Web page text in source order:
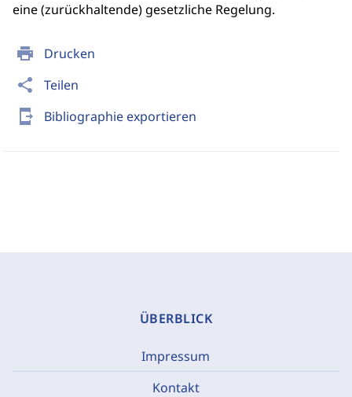
print Drucken
share Teilen
send_to_mobile Bibliographie exportieren
eine (zurückhaltende) gesetzliche Regelung.
ÜBERBLICK
Impressum
Kontakt